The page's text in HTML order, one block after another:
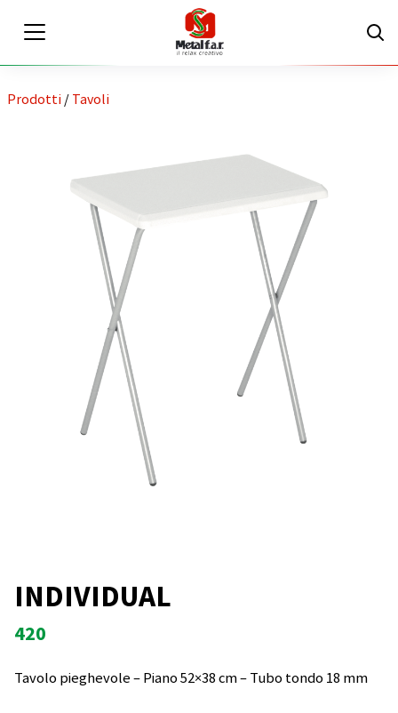
Prodotti / Tavoli
INDIVIDUAL
420
Tavolo pieghevole – Piano 52×38 cm – Tubo tondo 18 mm